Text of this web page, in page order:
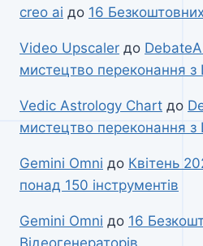
creo ai до 16
Video Upscaler до
мистецтво переконання з
Vedic Astrology Chart до
мистецтво переконання з
Gemini Omni до Квітень
понад 150 інструментів
Gemini Omni до 16